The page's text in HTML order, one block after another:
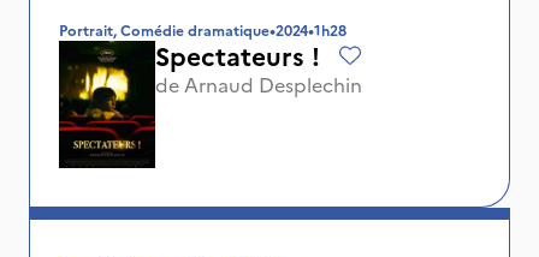
Portrait, Comédie dramatique•2024•1h28
Spectateurs !
de Arnaud Desplechin